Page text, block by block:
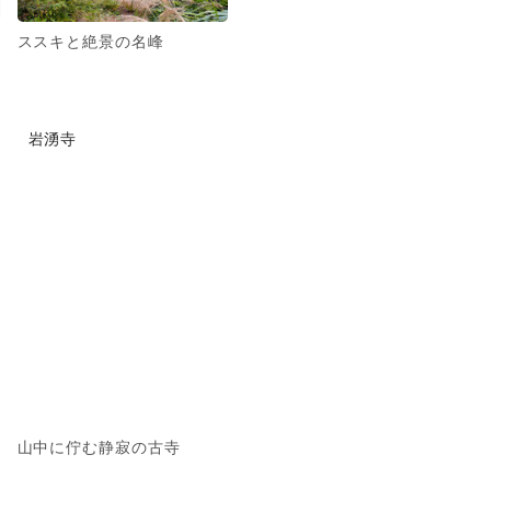
ススキと絶景の名峰
岩湧寺
山中に佇む静寂の古寺